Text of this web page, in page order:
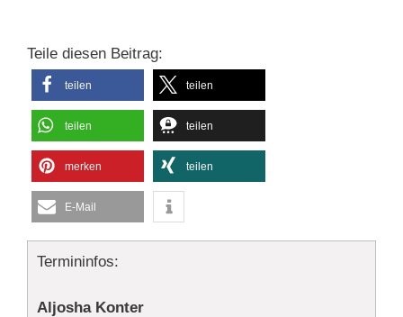
Teile diesen Beitrag:
teilen teilen
teilen teilen
merken teilen
E-Mail
Termininfos:
Aljosha Konter